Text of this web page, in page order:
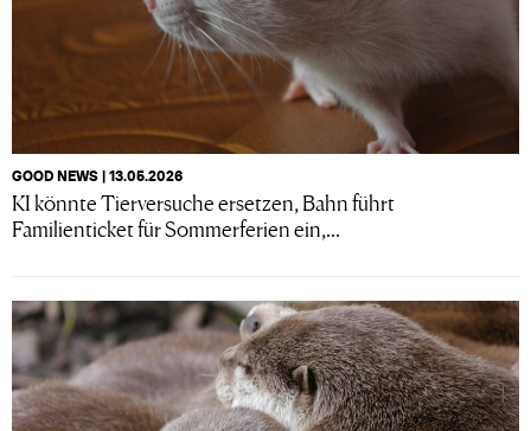
GOOD NEWS | 13.05.2026
KI könnte Tierversuche ersetzen, Bahn führt
Familienticket für Sommerferien ein,...